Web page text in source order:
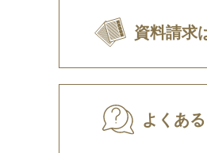
資料請求
よくあ